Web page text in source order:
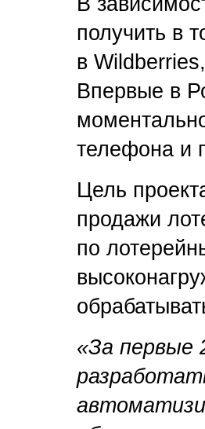
получить в
в
Впервые в
телефона и
Цель
продажи
по
«За первые